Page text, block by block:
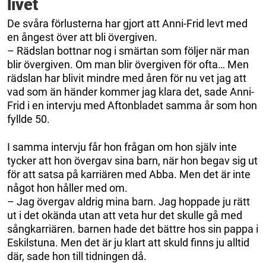
livet
De svåra förlusterna har gjort att Anni-Frid levt med
en ångest över att bli övergiven.
– Rädslan bottnar nog i smärtan som följer när man
blir övergiven. Om man blir övergiven för ofta… Men
rädslan har blivit mindre med åren för nu vet jag att
vad som än händer kommer jag klara det, sade Anni-
Frid i en intervju med Aftonbladet samma år som hon
fyllde 50.
I samma intervju får hon frågan om hon själv inte
tycker att hon övergav sina barn, när hon begav sig ut
för att satsa på karriären med Abba. Men det är inte
något hon håller med om.
– Jag övergav aldrig mina barn. Jag hoppade ju rätt
ut i det okända utan att veta hur det skulle gå med
sångkarriären. barnen hade det bättre hos sin pappa i
Eskilstuna. Men det är ju klart att skuld finns ju alltid
där, sade hon till tidningen då.